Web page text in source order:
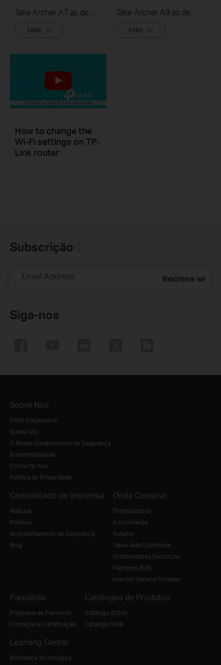
Mais Mais
How to change the
Wi-Fi settings on TP-
Link router
Subscrição
Email Address Inscreva-se
Siga-nos
Sobre Nós
Perfil Corporativo
Sobre Nós
O Nosso Compromisso de Segurança
Sustentabilidade
Contacte-nos
Política de Privacidade
Comunicado de imprensa
Notícias
Prémios
Aconselhamento de Segurança
Blog
Onde Comprar
Distribuidores
E-commerce
Retalho
Value-Add Distributor
Distribuidores Electricos
Parceiros B2B
Internet Service Provider
Parceiros
Programa de Parceiros
Formação e Certificação
Catálogos de Produtos
Catálogo SOHO
Catálogo SMB
Learning Center
Biblioteca Tecnológica